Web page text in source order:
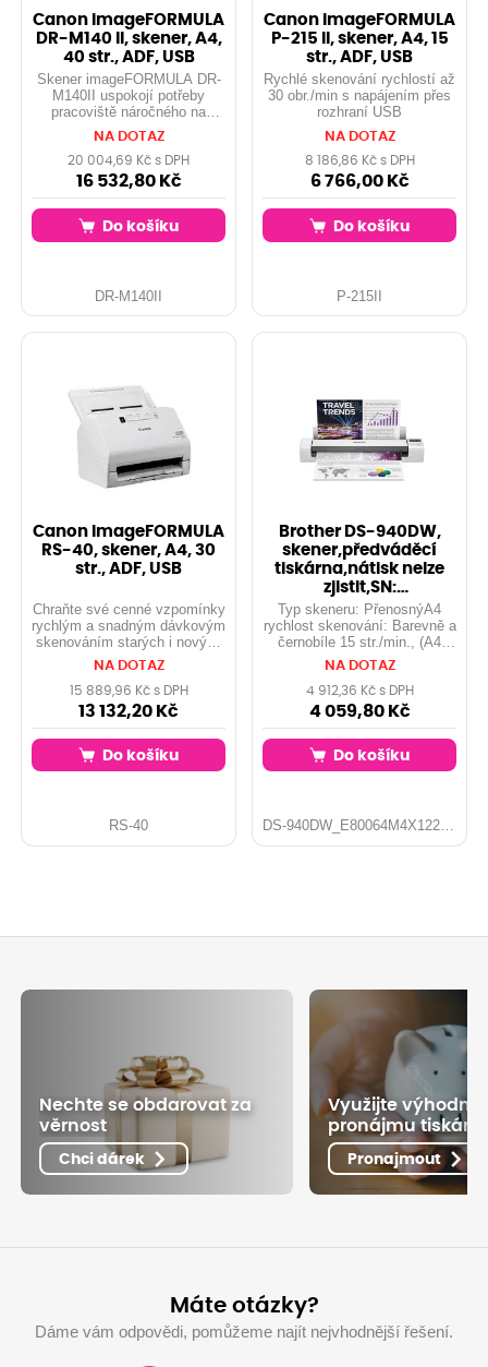
Canon imageFORMULA
DR-M140 II, skener, A4,
40 str., ADF, USB
Skener imageFORMULA DR-
M140II uspokojí potřeby
pracoviště náročného na
intenzivní využití papíru, které
usiluje o šetrnost k životnímu
prostředí a disponuje
omezeným prostorem.
NA DOTAZ
20 004,69 Kč s DPH
16 532,80 Kč
Do košíku
DR-M140II
Canon imageFORMULA
P-215 II, skener, A4, 15
str., ADF, USB
Rychlé skenování rychlostí až
30 obr./min s napájením přes
rozhraní USB
NA DOTAZ
8 186,86 Kč s DPH
6 766,00 Kč
Do košíku
P-215II
Canon imageFORMULA
RS-40, skener, A4, 30
str., ADF, USB
Chraňte své cenné vzpomínky
rychlým a snadným dávkovým
skenováním starých i nových
fotografií. Skener
imageFORMULA RS40
obohatí barvy, zvýší zaostření
a opraví zkreslení, čímž
vašim fotografiím vdechne
nový život.
NA DOTAZ
15 889,96 Kč s DPH
13 132,20 Kč
Do košíku
RS-40
Brother DS-940DW,
skener,předváděcí
tiskárna,nátisk nelze
zjistit,SN:
E80064M4X122578
Typ skeneru: PřenosnýA4
rychlost skenování: Barevně a
černobíle 15 str./min., (A4
300dpi)
NA DOTAZ
4 912,36 Kč s DPH
4 059,80 Kč
Do košíku
DS-940DW_E80064M4X122578
Nechte se obdarovat za
věrnost
Chci dárek
Využijte
pronájmu
Pronajmout
Máte otázky?
Dáme vám odpovědi, pomůžeme najít nejvhodnější řešení.